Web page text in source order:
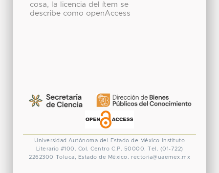
cosa, la licencia del ítem se
describe como openAccess
Universidad Autónoma del Estado de México
Instituto
Literario #100. Col. Centro C.P. 50000. Tel. (01-722)
2262300 Toluca, Estado de México. rectoria@uaemex.mx